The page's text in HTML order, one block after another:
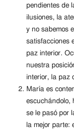
pendientes de
ilusiones, la
y no sabemos
satisfacciones
paz interior.
nuestra
interior, la paz
María es
escuchándolo,
se le pasó por
la mejor parte: